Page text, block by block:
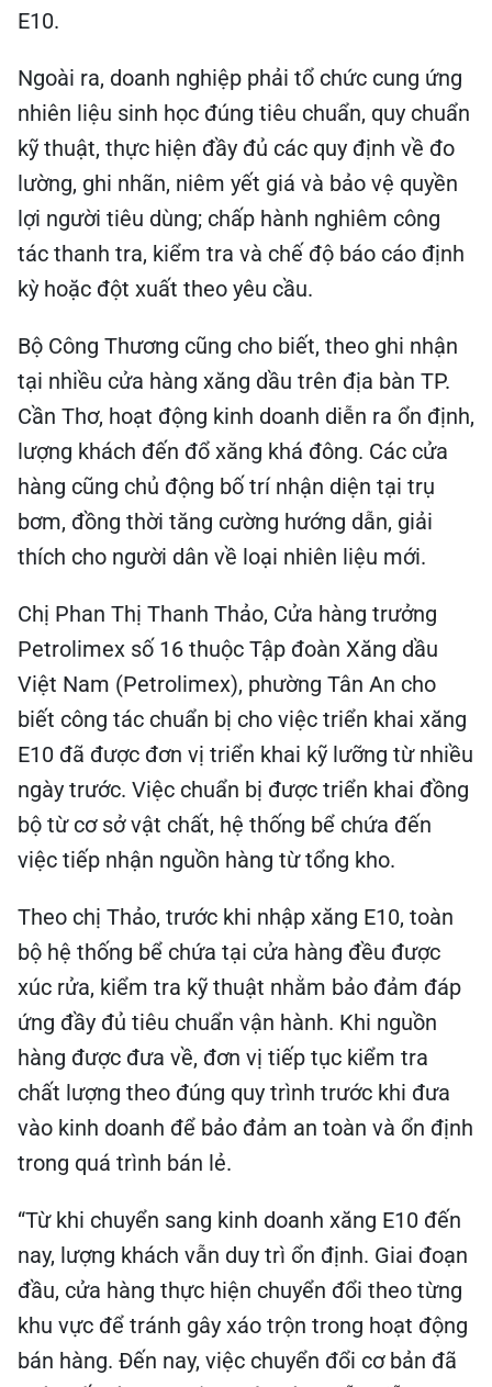
E10.
Ngoài ra, doanh nghiệp phải tổ chức cung ứng
nhiên liệu sinh học đúng tiêu chuẩn, quy chuẩn
kỹ thuật, thực hiện đầy đủ các quy định về đo
lường, ghi nhãn, niêm yết giá và bảo vệ quyền
lợi người tiêu dùng; chấp hành nghiêm công
tác thanh tra, kiểm tra và chế độ báo cáo định
kỳ hoặc đột xuất theo yêu cầu.
Bộ Công Thương cũng cho biết, theo ghi nhận
tại nhiều cửa hàng xăng dầu trên địa bàn TP.
Cần Thơ, hoạt động kinh doanh diễn ra ổn định,
lượng khách đến đổ xăng khá đông. Các cửa
hàng cũng chủ động bố trí nhận diện tại trụ
bơm, đồng thời tăng cường hướng dẫn, giải
thích cho người dân về loại nhiên liệu mới.
Chị Phan Thị Thanh Thảo, Cửa hàng trưởng
Petrolimex số 16 thuộc Tập đoàn Xăng dầu
Việt Nam (Petrolimex), phường Tân An cho
biết công tác chuẩn bị cho việc triển khai xăng
E10 đã được đơn vị triển khai kỹ lưỡng từ nhiều
ngày trước. Việc chuẩn bị được triển khai đồng
bộ từ cơ sở vật chất, hệ thống bể chứa đến
việc tiếp nhận nguồn hàng từ tổng kho.
Theo chị Thảo, trước khi nhập xăng E10, toàn
bộ hệ thống bể chứa tại cửa hàng đều được
xúc rửa, kiểm tra kỹ thuật nhằm bảo đảm đáp
ứng đầy đủ tiêu chuẩn vận hành. Khi nguồn
hàng được đưa về, đơn vị tiếp tục kiểm tra
chất lượng theo đúng quy trình trước khi đưa
vào kinh doanh để bảo đảm an toàn và ổn định
trong quá trình bán lẻ.
“Từ khi chuyển sang kinh doanh xăng E10 đến
nay, lượng khách vẫn duy trì ổn định. Giai đoạn
đầu, cửa hàng thực hiện chuyển đổi theo từng
khu vực để tránh gây xáo trộn trong hoạt động
bán hàng. Đến nay, việc chuyển đổi cơ bản đã